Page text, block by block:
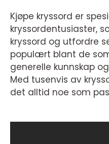
Kjøpe kryssord er
kryssordentusiaster,
kryssord og utfordre
populært blant de
generelle kunnskap
Med tusenvis av
det alltid noe som